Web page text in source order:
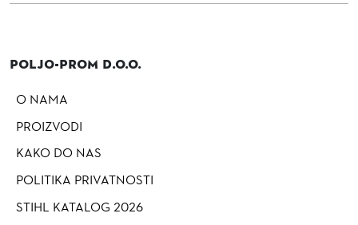
Poljo-prom d.o.o.
O NAMA
PROIZVODI
KAKO DO NAS
POLITIKA PRIVATNOSTI
STIHL KATALOG 2026